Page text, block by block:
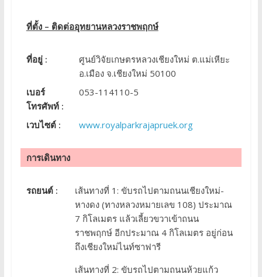
ที่ตั้ง – ติดต่ออุทยานหลวงราชพฤกษ์
ที่อยู่ :
ศูนย์วิจัยเกษตรหลวงเชียงใหม่ ต.แม่เหียะ
อ.เมือง จ.เชียงใหม่ 50100
เบอร์
โทรศัพท์ :
053-114110-5
เวบไซต์ : www.royalparkrajapruek.org
การเดินทาง
รถยนต์ :
เส้นทางที่ 1: ขับรถไปตามถนนเชียงใหม่-
หางดง (ทางหลวงหมายเลข 108) ประมาณ
7 กิโลเมตร แล้วเลี้ยวขวาเข้าถนน
ราชพฤกษ์ อีกประมาณ 4 กิโลเมตร อยู่ก่อน
ถึงเชียงใหม่ไนท์ซาฟารี
เส้นทางที่ 2: ขับรถไปตามถนนห้วยแก้ว